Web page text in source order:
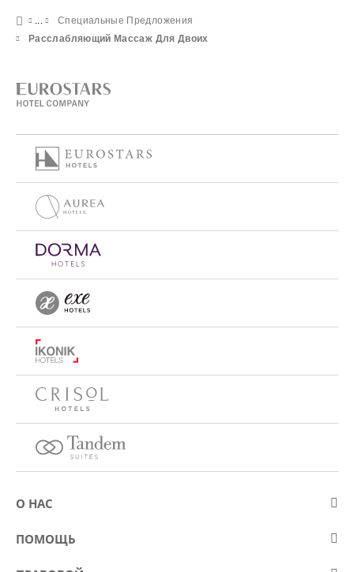
Специальные Предложения
Расслабляющий Массаж Для Двоих
О НАС
О компании Eurostars Hotel Company
ПОМОЩЬ
Контакт